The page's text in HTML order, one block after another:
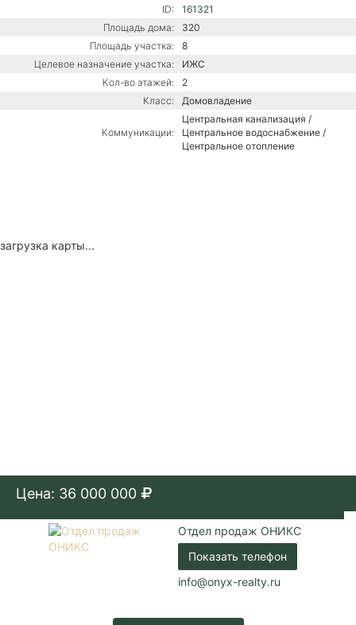
ID:
161321
Площадь дома:
320
Площадь участка:
8
Целевое назначение участка:
ИЖС
Кол-во этажей:
2
Класс:
Домовладение
Коммуникации:
Центральная канализация /
Центральное водоснабжение /
Центральное отопление
загрузка карты...
Цена: 36 000 000
Отдел продаж ОНИКС
Показать телефон
info@onyx-realty.ru